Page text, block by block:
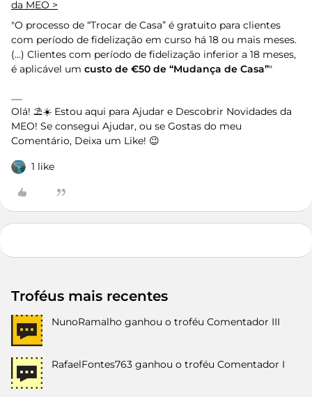
da MEO >
"O processo de “Trocar de Casa” é gratuito para clientes
com período de fidelização em curso há 18 ou mais meses.
(...) Clientes com período de fidelização inferior a 18 meses,
é aplicável um custo de €50 de “Mudança de Casa”"
Olá! ⛱️☀️ Estou aqui para Ajudar e Descobrir Novidades da
MEO! Se consegui Ajudar, ou se Gostas do meu
Comentário, Deixa um Like! 😉
1 like
Troféus mais recentes
NunoRamalho ganhou o troféu Comentador III
RafaelFontes763 ganhou o troféu Comentador I